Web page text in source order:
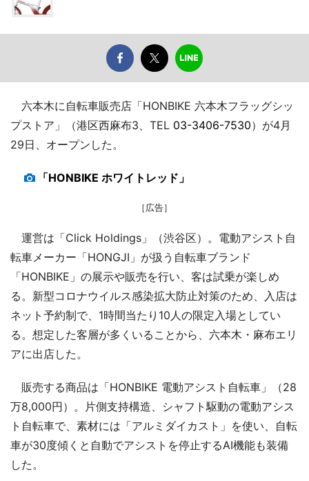
六本木に自転車販売店「HONBIKE 六本木フラッグシッ
プストア」（港区西麻布3、TEL 03-3406-7530）が4月
29日、オープンした。
「HONBIKE ホワイトレッド」
［広告］
運営は「Click Holdings」（渋谷区）。電動アシスト自
転車メーカー「HONGJI」が扱う自転車ブランド
「HONBIKE」の展示や販売を行い、客は試乗が楽しめ
る。新型コロナウイルス感染拡大防止対策のため、入店は
ネット予約制で、1時間当たり10人の限定入場としてい
る。想定した客層が多くいることから、六本木・麻布エリ
アに出店した。
販売する商品は「HONBIKE 電動アシスト自転車」（28
万8,000円）。片側支持構造、シャフト駆動の電動アシス
ト自転車で、素材には「アルミダイカスト」を使い、自転
車が30度傾くと自動でアシストを停止するAI機能も装備
した。